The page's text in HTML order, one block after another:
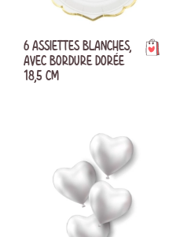
6 ASSIETTES BLANCHES,
AVEC BORDURE DORÉE
18,5 CM